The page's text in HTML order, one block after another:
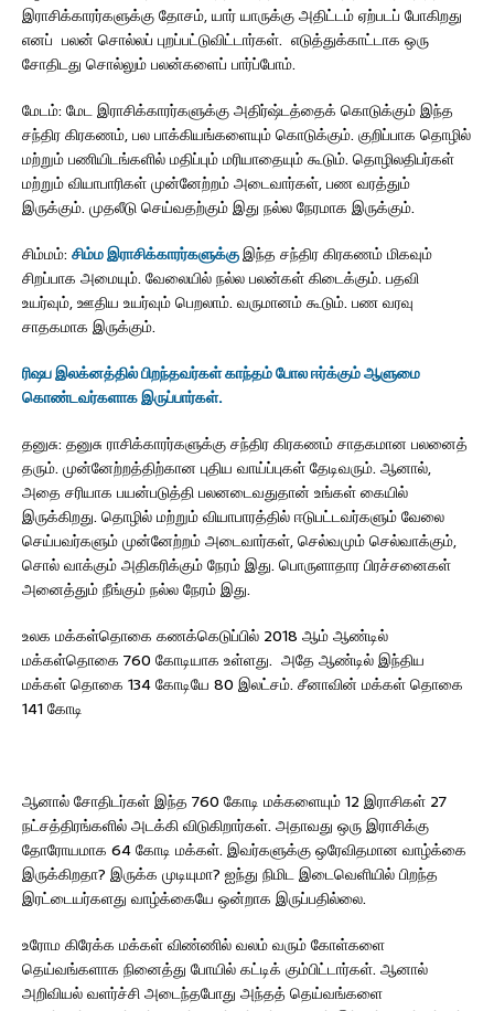
இராசிக்காரர்களுக்கு தோசம், யார் யாருக்கு அதிட்டம் ஏற்படப் போகிறது
எனப் பலன் சொல்லப் புறப்பட்டுவிட்டார்கள். எடுத்துக்காட்டாக ஒரு
சோதிடது சொல்லும் பலன்களைப் பார்ப்போம்.
மேடம்: மேட இராசிக்காரர்களுக்கு அதிர்ஷ்டத்தைக் கொடுக்கும் இந்த
சந்திர கிரகணம், பல பாக்கியங்களையும் கொடுக்கும். குறிப்பாக தொழில்
மற்றும் பணியிடங்களில் மதிப்பும் மரியாதையும் கூடும். தொழிலதிபர்கள்
மற்றும் வியாபாரிகள் முன்னேற்றம் அடைவார்கள், பண வரத்தும்
இருக்கும். முதலீடு செய்வதற்கும் இது நல்ல நேரமாக இருக்கும்.
சிம்மம்: சிம்ம இராசிக்காரர்களுக்குஇந்த சந்திர கிரகணம் மிகவும்
சிறப்பாக அமையும். வேலையில் நல்ல பலன்கள் கிடைக்கும். பதவி
உயர்வும், ஊதிய உயர்வும் பெறலாம். வருமானம் கூடும். பண வரவு
சாதகமாக இருக்கும்.
ரிஷப இலக்னத்தில் பிறந்தவர்கள் காந்தம் போல ஈர்க்கும் ஆளுமை
கொண்டவர்களாக இருப்பார்கள்.
தனுசு: தனுசு ராசிக்காரர்களுக்கு சந்திர கிரகணம் சாதகமான பலனைத்
தரும். முன்னேற்றத்திற்கான புதிய வாய்ப்புகள் தேடிவரும். ஆனால்,
அதை சரியாக பயன்படுத்தி பலனடைவதுதான் உங்கள் கையில்
இருக்கிறது. தொழில் மற்றும் வியாபாரத்தில் ஈடுபட்டவர்களும் வேலை
செய்பவர்களும் முன்னேற்றம் அடைவார்கள், செல்வமும் செல்வாக்கும்,
சொல் வாக்கும் அதிகரிக்கும் நேரம் இது. பொருளாதார பிரச்சனைகள்
அனைத்தும் நீங்கும் நல்ல நேரம் இது.
உலக மக்கள்தொகை கணக்கெடுப்பில் 2018 ஆம் ஆண்டில்
மக்கள்தொகை 760 கோடியாக உள்ளது. அதே ஆண்டில் இந்திய
மக்கள் தொகை 134 கோடியே 80 இலட்சம். சீனாவின் மக்கள் தொகை
141 கோடி
ஆனால் சோதிடர்கள் இந்த 760 கோடி மக்களையும் 12 இராசிகள் 27
நட்சத்திரங்களில் அடக்கி விடுகிறார்கள். அதாவது ஒரு இராசிக்கு
தோரோயமாக 64 கோடி மக்கள். இவர்களுக்கு ஒரேவிதமான வாழ்க்கை
இருக்கிறதா? இருக்க முடியுமா? ஐந்து நிமிட இடைவெளியில் பிறந்த
இரட்டையர்களது வாழ்க்கையே ஒன்றாக இருப்பதில்லை.
உரோம கிரேக்க மக்கள் விண்ணில் வலம் வரும் கோள்களை
தெய்வங்களாக நினைத்து போயில் கட்டிக் கும்பிட்டார்கள். ஆனால்
அறிவியல் வளர்ச்சி அடைந்தபோது அந்தத் தெய்வங்களை